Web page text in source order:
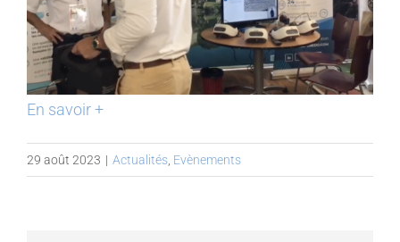
En savoir +
29 août 2023 | Actualités Evènements